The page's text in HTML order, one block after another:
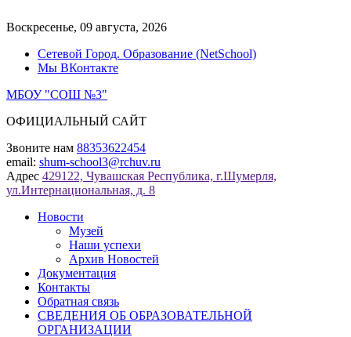
к
Воскресенье, 09 августа, 2026
Сетевой Город. Образование (NetSchool)
Мы ВКонтакте
МБОУ "СОШ №3"
ОФИЦИАЛЬНЫЙ САЙТ
Звоните нам 88353622454
email: shum-school3@rchuv.ru
Адрес 429122, Чувашская Республика, г.Шумерля,
ул.Интернациональная, д. 8
Новости
Музей
Наши успехи
Архив Новостей
Документация
Контакты
Обратная связь
СВЕДЕНИЯ ОБ ОБРАЗОВАТЕЛЬНОЙ
ОРГАНИЗАЦИИ